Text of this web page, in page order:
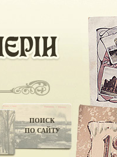
ПОИСК
ПО САЙТУ